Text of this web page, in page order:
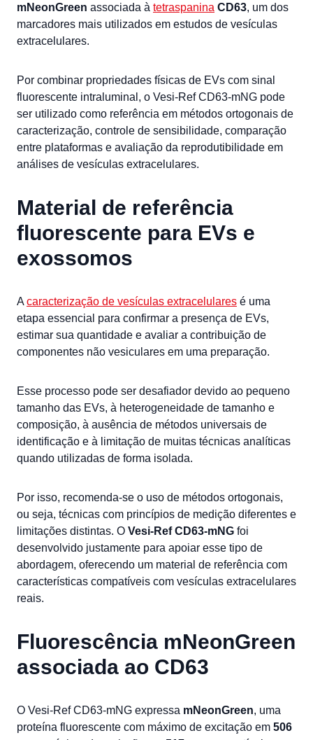
mNeonGreen associada à tetraspanina CD63, um dos
marcadores mais utilizados em estudos de vesículas
extracelulares.
Por combinar propriedades físicas de EVs com sinal
fluorescente intraluminal, o Vesi-Ref CD63-mNG pode
ser utilizado como referência em métodos ortogonais de
caracterização, controle de sensibilidade, comparação
entre plataformas e avaliação da reprodutibilidade em
análises de vesículas extracelulares.
Material de referência
fluorescente para EVs e
exossomos
Acaracterização de vesículas extracelulares é uma
etapa essencial para confirmar a presença de EVs,
estimar sua quantidade e avaliar a contribuição de
componentes não vesiculares em uma preparação.
Esse processo pode ser desafiador devido ao pequeno
tamanho das EVs, à heterogeneidade de tamanho e
composição, à ausência de métodos universais de
identificação e à limitação de muitas técnicas analíticas
quando utilizadas de forma isolada.
Por isso, recomenda-se o uso de métodos ortogonais,
ou seja, técnicas com princípios de medição diferentes e
limitações distintas. O Vesi-Ref CD63-mNG foi
desenvolvido justamente para apoiar esse tipo de
abordagem, oferecendo um material de referência com
características compatíveis com vesículas extracelulares
reais.
Fluorescência mNeonGreen
associada ao CD63
O Vesi-Ref CD63-mNG expressa mNeonGreen, uma
proteína fluorescente com máximo de excitação em 506